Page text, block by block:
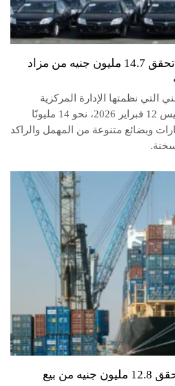
جمارك السويس والسخنة تحقق 14.7 مليون جنيه من مزاد
التي نظمتها الإدارة المركزية
لجمارك السويس، اليوم الخميس 12 فبراير 2026، نحو 14 مليونًا
لبيع سيارات وبضائع متنوعة من المهمل والراكد
جمارك بورسعيد ودمياط تحقق 12.8 مليون جنيه من بيع